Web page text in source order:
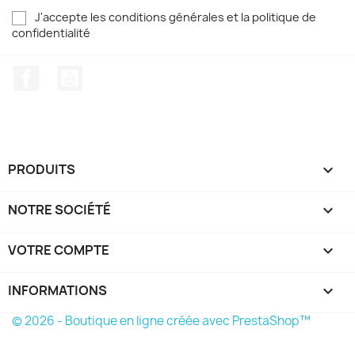
J'accepte les conditions générales et la politique de
confidentialité
PRODUITS 
NOTRE SOCIÉTÉ 
VOTRE COMPTE 
INFORMATIONS keyboard_arrow_down
© 2026 - Boutique en ligne créée avec PrestaShop™